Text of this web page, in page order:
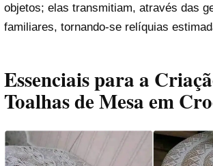
objetos; elas transmitiam, através das
familiares, tornando-se relíquias
Essenciais para a
Toalhas de Mesa em